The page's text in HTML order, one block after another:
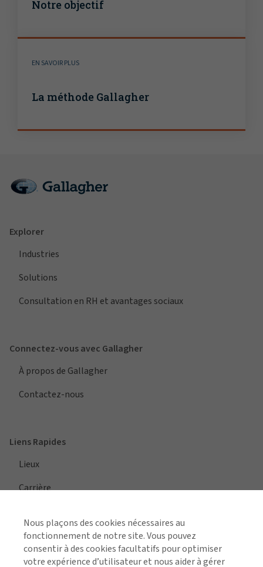
Notre objectif
EN SAVOIR PLUS
La méthode Gallagher
Explorer
Industries
Solutions
Consultation en RH et avantages sociaux
Connectez-vous avec Gallagher
À propos de Gallagher
Contactez-nous
Liens Rapides
Lieux
Carrière
AFFICHER TOUTES LES RÉGIONS
Nous plaçons des cookies nécessaires au
fonctionnement de notre site. Vous pouvez
consentir à des cookies facultatifs pour optimiser
votre expérience d’utilisateur et nous aider à gérer